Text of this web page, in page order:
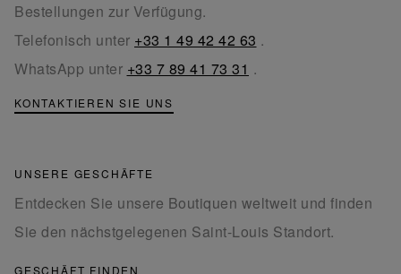
Bestellungen zur Verfügung.
Telefonisch unter +33 1 49 42 42 63 .
WhatsApp unter +33 7 89 41 73 31 .
KONTAKTIEREN SIE UNS
UNSERE GESCHÄFTE
Entdecken Sie unsere Boutiquen weltweit und finden
Sie den nächstgelegenen Saint-Louis Standort.
GESCHÄFT FINDEN